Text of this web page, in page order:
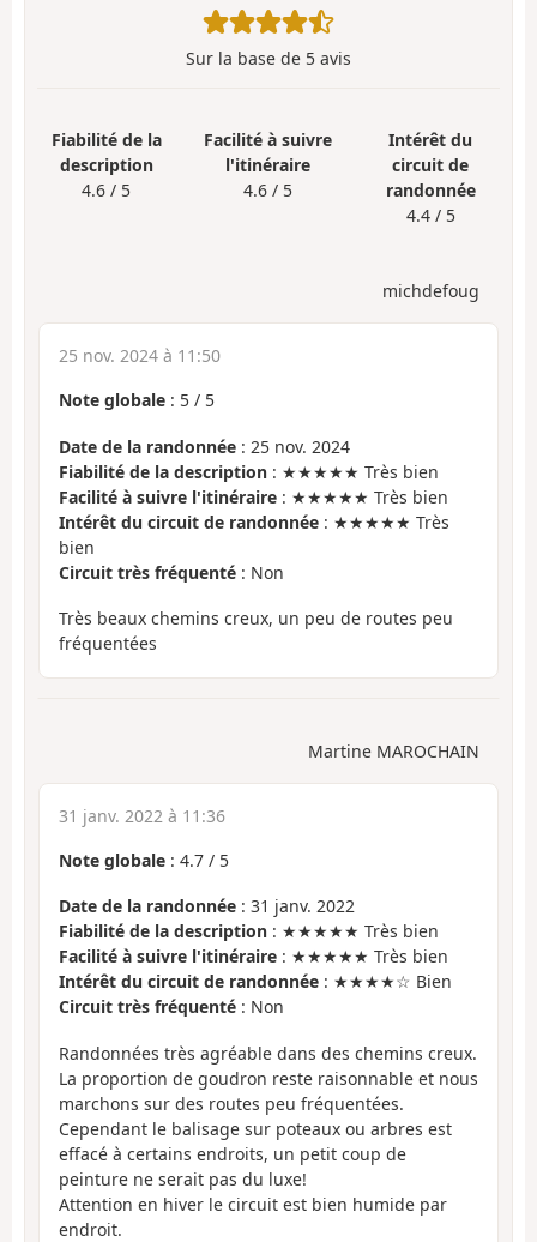
Sur la base de 5 avis
Fiabilité de la
description
4.6 / 5
Facilité à suivre
l'itinéraire
4.6 / 5
Intérêt du
circuit de
randonnée
4.4 / 5
michdefoug
25 nov. 2024 à 11:50
Note globale : 5 / 5
Date de la randonnée : 25 nov. 2024
Fiabilité de la description : ★★★★★ Très bien
Facilité à suivre l'itinéraire : ★★★★★ Très bien
Intérêt du circuit de randonnée : ★★★★★ Très
bien
Circuit très fréquenté : Non
Très beaux chemins creux, un peu de routes peu
fréquentées
Martine MAROCHAIN
31 janv. 2022 à 11:36
Note globale : 4.7 / 5
Date de la randonnée : 31 janv. 2022
Fiabilité de la description : ★★★★★ Très bien
Facilité à suivre l'itinéraire : ★★★★★ Très bien
Intérêt du circuit de randonnée : ★★★★☆ Bien
Circuit très fréquenté : Non
Randonnées très agréable dans des chemins creux.
La proportion de goudron reste raisonnable et nous
marchons sur des routes peu fréquentées.
Cependant le balisage sur poteaux ou arbres est
effacé à certains endroits, un petit coup de
peinture ne serait pas du luxe!
Attention en hiver le circuit est bien humide par
endroit.